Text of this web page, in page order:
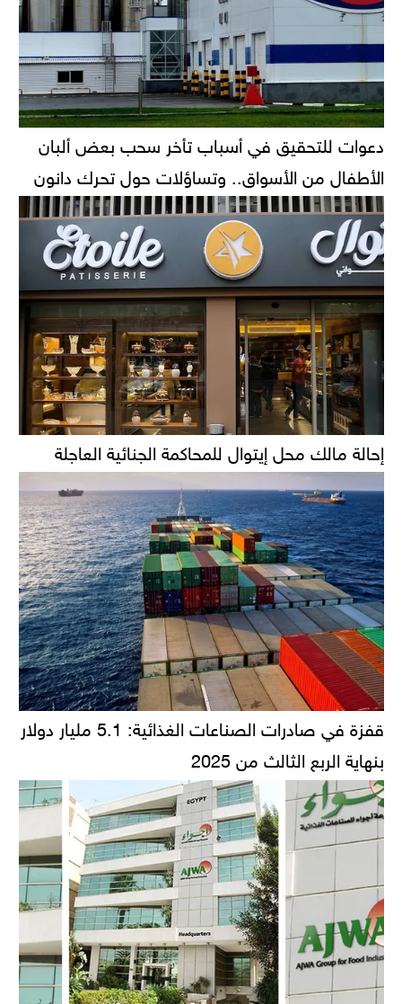
دعوات للتحقيق في أسباب تأخر سحب بعض ألبان
الأطفال من الأسواق.. وتساؤلات حول تحرك دانون
إحالة مالك محل إيتوال للمحاكمة الجنائية العاجلة
قفزة في صادرات الصناعات الغذائية: 5.1 مليار دولار
بنهاية الربع الثالث من 2025